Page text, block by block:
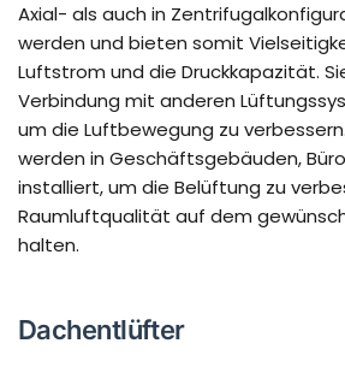
Axial- als auch in
werden und bieten somit
Luftstrom und die Druckkapazität.
Verbindung mit anderen
um die Luftbewegung zu
werden in Geschäftsgebäuden,
installiert, um die Belüftung zu
Raumluftqualität auf dem
halten.
Dachentlüfter